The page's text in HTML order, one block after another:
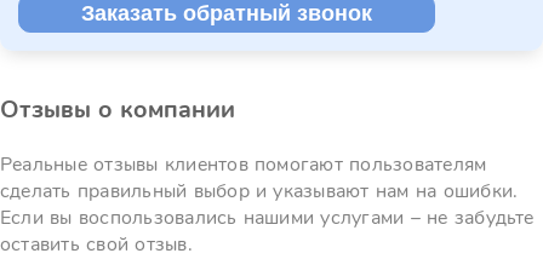
Заказать обратный звонок
Отзывы о компании
Реальные отзывы клиентов помогают пользователям
сделать правильный выбор и указывают нам на ошибки.
Если вы воспользовались нашими услугами – не забудьте
оставить свой отзыв.